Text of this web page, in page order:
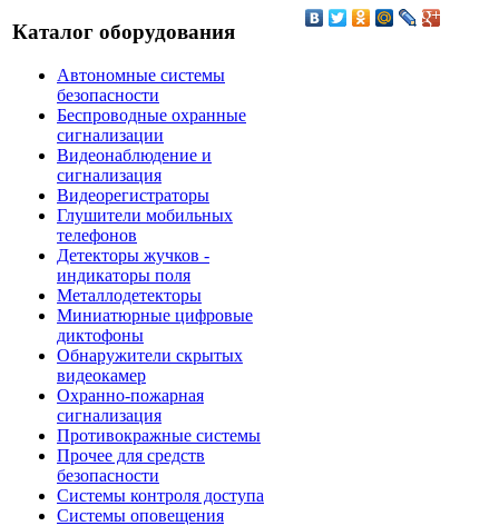
Каталог оборудования
Автономные системы
безопасности
Беспроводные охранные
сигнализации
Видеонаблюдение и
сигнализация
Видеорегистраторы
Глушители мобильных
телефонов
Детекторы жучков -
индикаторы поля
Металлодетекторы
Миниатюрные цифровые
диктофоны
Обнаружители скрытых
видеокамер
Охранно-пожарная
сигнализация
Противокражные системы
Прочее для средств
безопасности
Системы контроля доступа
Системы оповещения